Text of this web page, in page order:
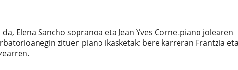
Elena Sancho sopranoa eta Jean Yves Cornetpiano jolearen
zituen piano ikasketak; bere karreran Frantzia eta